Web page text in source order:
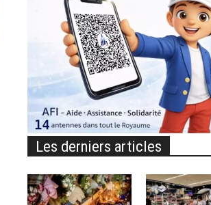
Les derniers articles